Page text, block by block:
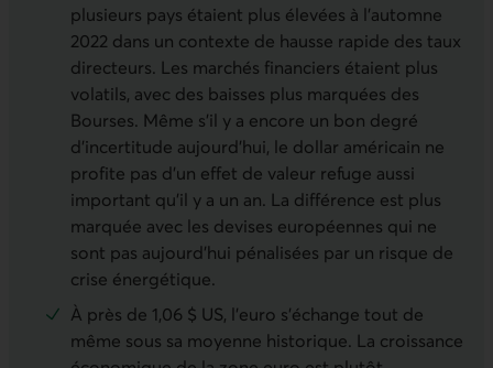
plusieurs pays étaient plus élevées à l’automne
2022 dans un contexte de hausse rapide des taux
directeurs. Les marchés financiers étaient plus
volatils, avec des baisses plus marquées des
Bourses. Même s’il y a encore un bon degré
d’incertitude aujourd’hui, le dollar américain ne
profite pas d’un effet de valeur refuge aussi
important qu’il y a un an. La différence est plus
marquée avec les devises européennes qui ne
sont pas aujourd'hui pénalisées par un risque de
crise énergétique.
À près de 1,06 $ US, l’euro s’échange tout de
même sous sa moyenne historique. La croissance